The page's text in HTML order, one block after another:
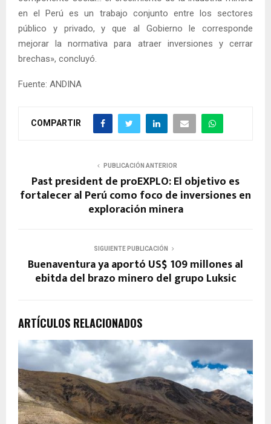
en el Perú es un trabajo conjunto entre los sectores
público y privado, y que al Gobierno le corresponde
mejorar la normativa para atraer inversiones y cerrar
brechas», concluyó.
Fuente: ANDINA
COMPARTIR
PUBLICACIÓN ANTERIOR
Past president de proEXPLO: El objetivo es
fortalecer al Perú como foco de inversiones en
exploración minera
SIGUIENTE PUBLICACIÓN
Buenaventura ya aportó US$ 109 millones al
ebitda del brazo minero del grupo Luksic
ARTÍCULOS RELACIONADOS